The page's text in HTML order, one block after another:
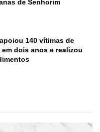
de Senhorim
140 vítimas de
dois anos e realizou